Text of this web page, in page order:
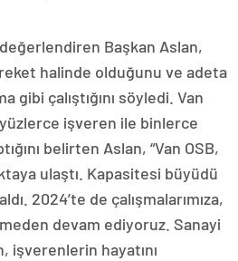
değerlendiren Başkan Aslan,
halinde olduğunu ve adeta
gibi çalıştığını söyledi. Van
işveren ile binlerce
belirten Aslan, “Van OSB,
ulaştı. Kapasitesi büyüdü
2024’te de çalışmalarımıza,
devam ediyoruz. Sanayi
işverenlerin hayatını